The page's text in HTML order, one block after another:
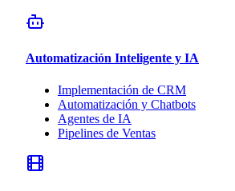
Automatización Inteligente y IA
Implementación de CRM
Automatización y Chatbots
Agentes de IA
Pipelines de Ventas